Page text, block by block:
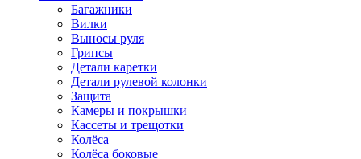
Багажники
Вилки
Выносы руля
Грипсы
Детали каретки
Детали рулевой колонки
Защита
Камеры и покрышки
Кассеты и трещотки
Колёса
Колёса боковые